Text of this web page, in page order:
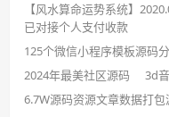
【风水算命运势系统】
已对接个人支付收款
125个微信小程序模板源码
2024年最美社区源码
3d
6.7W源码资源文章数据打